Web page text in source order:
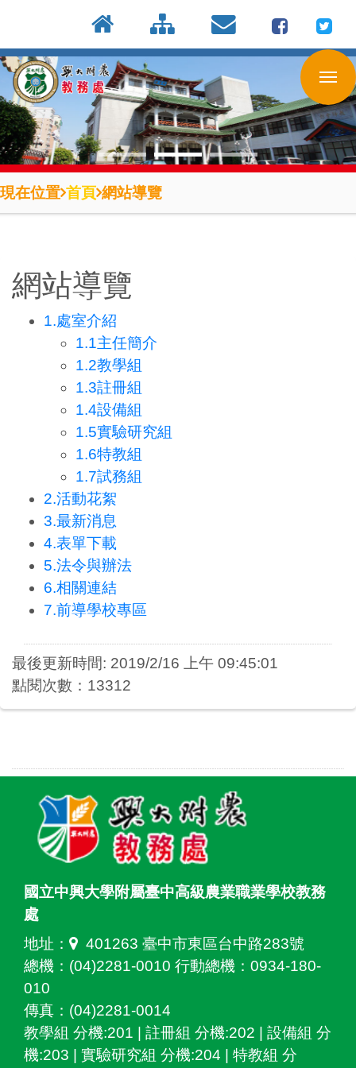
到
主
要
內
容
區
現在位置 首頁 網站導覽
網站導覽
1.處室介紹
1.1主任簡介
1.2教學組
1.3註冊組
1.4設備組
1.5實驗研究組
1.6特教組
1.7試務組
2.活動花絮
3.最新消息
4.表單下載
5.法令與辦法
6.相關連結
7.前導學校專區
最後更新時間: 2019/2/16 上午 09:45:01
點閱次數：13312
國立中興大學附屬臺中高級農業職業學校教務
處
地址：
401263 臺中市東區台中路283號
總機：(04)2281-0010 行動總機：0934-180-
010
傳真：(04)2281-0014
教學組 分機:201 | 註冊組 分機:202 | 設備組 分
機:203 | 實驗研究組 分機:204 | 特教組 分